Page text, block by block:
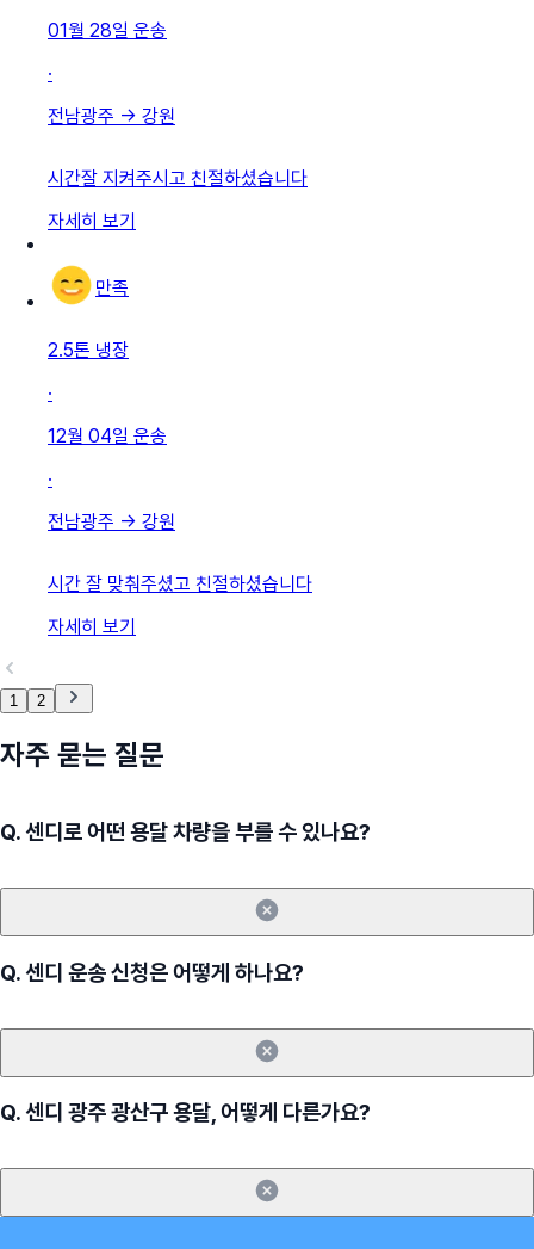
01월 28일 운송
·
전남광주 → 강원
시간잘 지켜주시고 친절하셨습니다
자세히 보기
만족
2.5톤 냉장
·
12월 04일 운송
·
전남광주 → 강원
시간 잘 맞춰주셨고 친절하셨습니다
자세히 보기
1 2
자주 묻는 질문
Q.센디로 어떤 용달 차량을 부를 수 있나요?
Q.센디 운송 신청은 어떻게 하나요?
Q.센디 광주 광산구 용달, 어떻게 다른가요?